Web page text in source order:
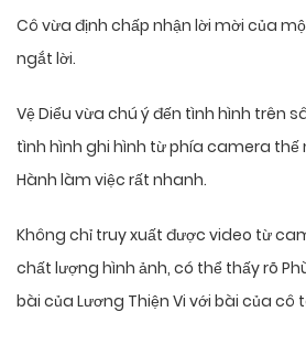
Cô vừa định chấp nhận lời mời của
ngắt lời.
Vệ Diểu vừa chú ý đến tình hình trên
tình hình ghi hình từ phía camera thế
Hành làm việc rất nhanh.
Không chỉ truy xuất được video từ
chất lượng hình ảnh, có thể thấy rõ
bài của Lương Thiện Vi với bài của cô